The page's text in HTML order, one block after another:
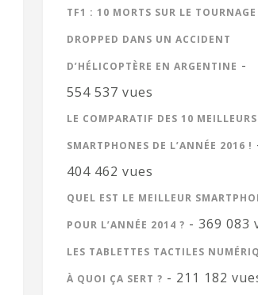
TF1 : 10 MORTS SUR LE TOURNAGE
DROPPED DANS UN ACCIDENT
D’HÉLICOPTÈRE EN ARGENTINE -
554 537 vues
LE COMPARATIF DES 10 MEILLEURS
SMARTPHONES DE L’ANNÉE 2016 !
404 462 vues
QUEL EST LE MEILLEUR
POUR L’ANNÉE 2014 ? - 369 083
LES TABLETTES TACTILES
À QUOI ÇA SERT ? - 211 182